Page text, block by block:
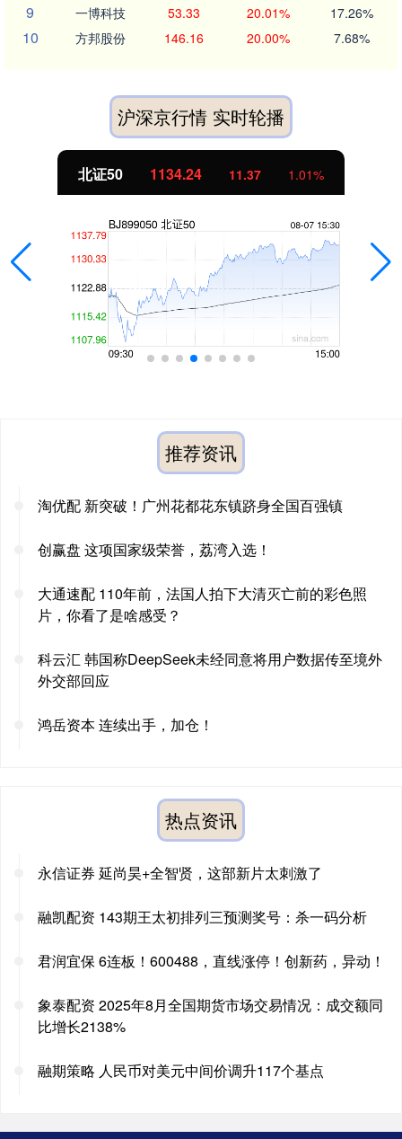
9 一博科技 53.33 20.01% 17.26%
10 方邦股份 146.16 20.00% 7.68%
沪深京行情 实时轮播
北证50 1134.24 11.37 1.01%
推荐资讯
淘优配 新突破！广州花都花东镇跻身全国百强镇
创赢盘 这项国家级荣誉，荔湾入选！
大通速配 110年前，法国人拍下大清灭亡前的彩色照
片，你看了是啥感受？
科云汇 韩国称DeepSeek未经同意将用户数据传至境外
外交部回应
鸿岳资本 连续出手，加仓！
热点资讯
永信证券 延尚昊+全智贤，这部新片太刺激了
融凯配资 143期王太初排列三预测奖号：杀一码分析
君润宜保 6连板！600488，直线涨停！创新药，异动！
象泰配资 2025年8月全国期货市场交易情况：成交额同
比增长2138%
融期策略 人民币对美元中间价调升117个基点